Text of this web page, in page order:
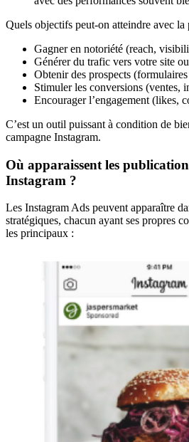
Quels objectifs peut-on atteindre avec
Gagner en notoriété (reach,
Générer du trafic vers votre site
Obtenir des prospects
Stimuler les conversions (ventes,
Encourager l’engagement (likes,
C’est un outil puissant à condition de
campagne Instagram.
Où apparaissent les
Instagram ?
Les Instagram Ads peuvent apparaître
stratégiques, chacun ayant ses propres
les principaux :